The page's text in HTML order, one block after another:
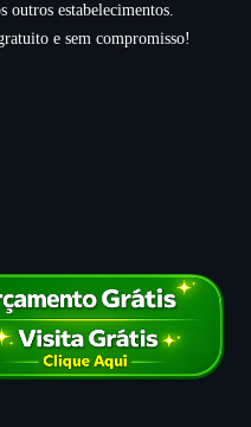
outros estabelecimentos.
e sem compromisso!